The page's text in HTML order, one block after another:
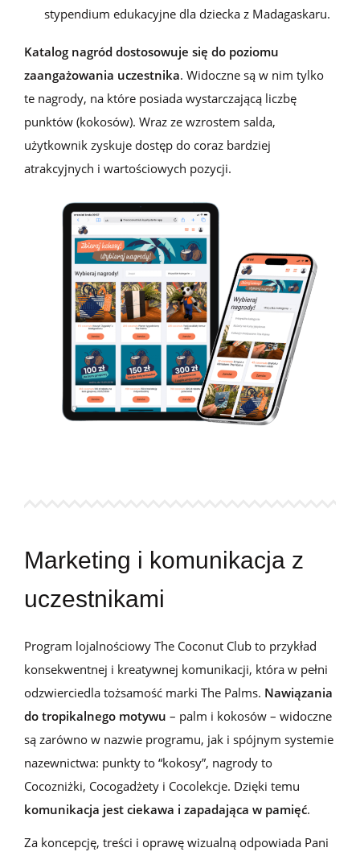
stypendium edukacyjne dla dziecka z Madagaskaru.
Katalog nagród dostosowuje się do poziomu
zaangażowania uczestnika. Widoczne są w nim tylko
te nagrody, na które posiada wystarczającą liczbę
punktów (kokosów). Wraz ze wzrostem salda,
użytkownik zyskuje dostęp do coraz bardziej
atrakcyjnych i wartościowych pozycji.
Marketing i komunikacja z
uczestnikami
Program lojalnościowy The Coconut Club to przykład
konsekwentnej i kreatywnej komunikacji, która w pełni
odzwierciedla tożsamość marki The Palms. Nawiązania
do tropikalnego motywu – palm i kokosów – widoczne
są zarówno w nazwie programu, jak i spójnym systemie
nazewnictwa: punkty to “kokosy”, nagrody to
Cocozniżki, Cocogadżety i Cocolekcje. Dzięki temu
komunikacja jest ciekawa i zapadająca w pamięć.
Za koncepcję, treści i oprawę wizualną odpowiada Pani